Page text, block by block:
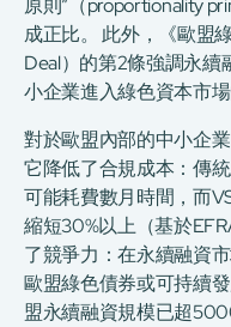
原則”（proportionality
成正比。 此外，《歐盟
Deal）的第2條強調永續
小企業進入綠色資本市場
對於歐盟內部的中小企
它降低了合規成本：傳
可能耗費數月時間，而
縮短30%以上（基於
了競爭力：在永續融資
歐盟綠色債券或可持續
盟永續融資規模已超